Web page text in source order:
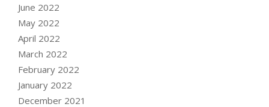
June 2022
May 2022
April 2022
March 2022
February 2022
January 2022
December 2021